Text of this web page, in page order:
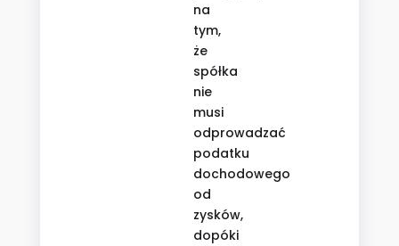
na
tym,
że
spółka
nie
musi
odprowadzać
podatku
dochodowego
od
zysków,
dopóki